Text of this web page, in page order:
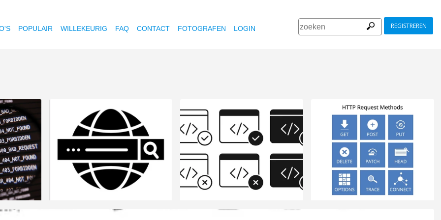
POPULAIR WILLEKEURIG FAQ CONTACT FOTOGRAFEN LOGIN REGISTREREN